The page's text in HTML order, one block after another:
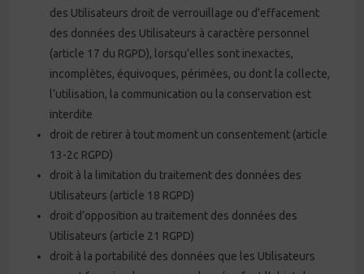
des Utilisateurs droit de verrouillage ou d’effacement
des données des Utilisateurs à caractère personnel
(article 17 du RGPD), lorsqu’elles sont inexactes,
incomplètes, équivoques, périmées, ou dont la collecte,
l’utilisation, la communication ou la conservation est
interdite
droit de retirer à tout moment un consentement (article
13-2c RGPD)
droit à la limitation du traitement des données des
Utilisateurs (article 18 RGPD)
droit d’opposition au traitement des données des
Utilisateurs (article 21 RGPD)
droit à la portabilité des données que les Utilisateurs